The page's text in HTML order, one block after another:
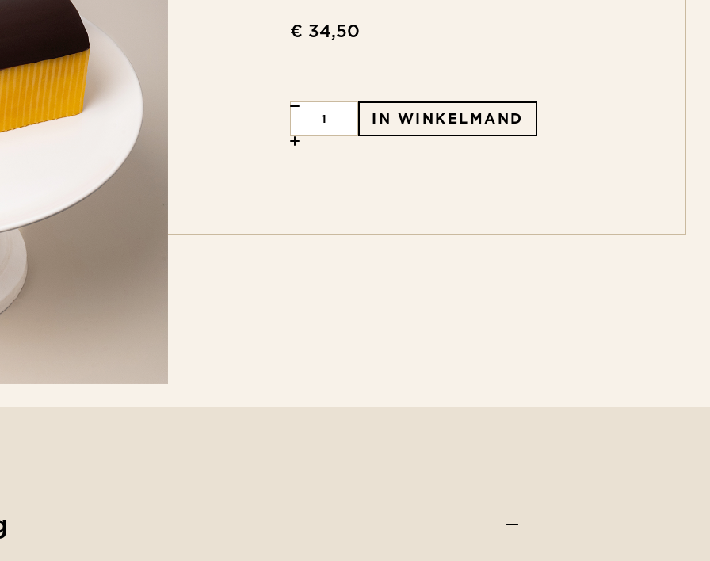
€ 34,50
IN WINKELMAND